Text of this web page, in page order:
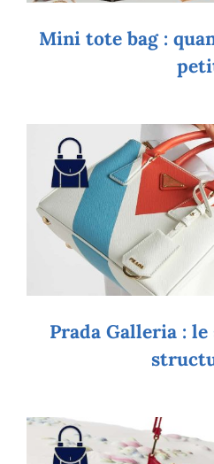
Mini tote bag :
Prada Galleria : le